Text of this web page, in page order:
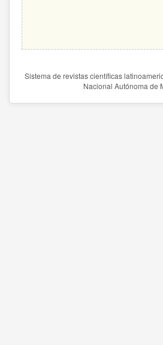
Sistema de revistas científicas
Nacional Autónoma de